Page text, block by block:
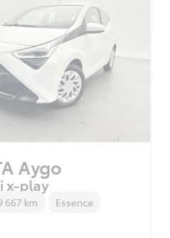
Aygo
x-play
667 km
Essence